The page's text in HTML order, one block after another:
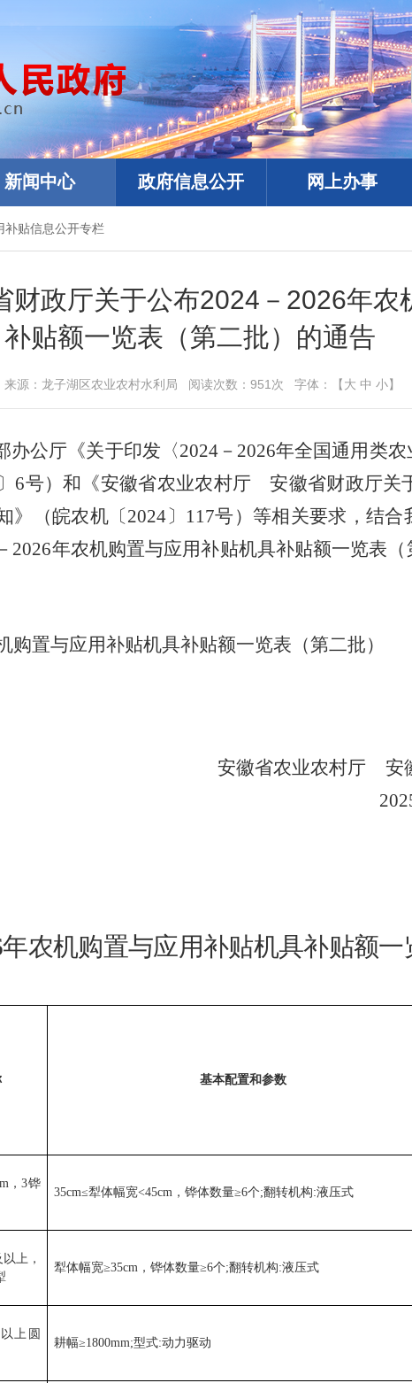
新闻中心 政府信息公开 网上办事
补贴信息公开专栏
财政厅关于公布2024－2026年农
补贴额一览表（第二批）的通告
来源： 龙子湖区农业农村水利局 阅读次数： 951 次 字体：【大 中 小】
办公厅《关于印发〈2024－ 2026年全国通用类
6号）和《安徽省农业农村厅 安徽省财政厅关
》（皖农机〔2024〕 117号）等相关要求，结合
－ 2026年农机购置与应用补贴机具补贴额一览表
购置与应用补贴机具补贴额一览表（第二批）
省农业农村厅
安
年农机购置与应用补贴机具补贴额一
基本配置和参数
，3铧
35cm≤犁体幅宽<45cm ，铧体数量≥6个;翻转机构:液压式
上，
犁体幅宽≥35cm ，铧体数量≥6个;翻转机构:液压式
上圆
耕幅≥1800mm;型式:动力驱动